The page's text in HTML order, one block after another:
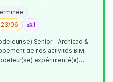
23/06 1
Senior – Archicad &
expérimenté(e)